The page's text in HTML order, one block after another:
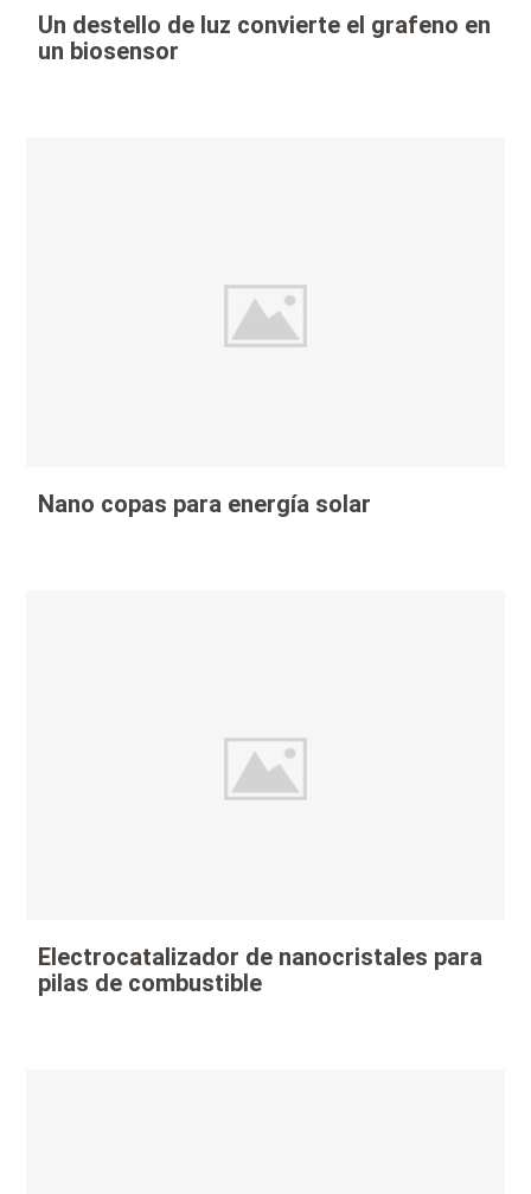
Un destello de luz convierte el grafeno en
un biosensor
Nano copas para energía solar
Electrocatalizador de nanocristales para
pilas de combustible